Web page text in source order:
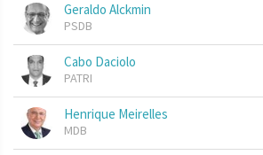
Geraldo Alckmin
PSDB
Cabo Daciolo
PATRI
Henrique Meirelles
MDB